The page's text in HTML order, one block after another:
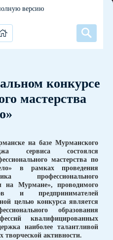
версию
конкурсе
мастерства
на базе Мурманского
сервиса состоялся
мастерства по
в рамках проведения
профессионального
на Мурмане», проводимого
и предпринимателей
целью конкурса является
образования
квалифицированных
наиболее талантливой
творческой активности.